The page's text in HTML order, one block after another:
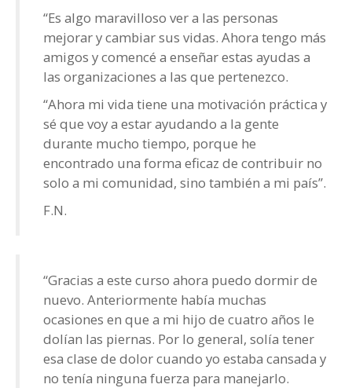
“Es algo maravilloso ver a las personas
mejorar y cambiar sus vidas. Ahora tengo más
amigos y comencé a enseñar estas ayudas a
las organizaciones a las que pertenezco.
“Ahora mi vida tiene una motivación práctica y
sé que voy a estar ayudando a la gente
durante mucho tiempo, porque he
encontrado una forma eficaz de contribuir no
solo a mi comunidad, sino también a mi país”.
F.N.
“Gracias a este curso ahora puedo dormir de
nuevo. Anteriormente había muchas
ocasiones en que a mi hijo de cuatro años le
dolían las piernas. Por lo general, solía tener
esa clase de dolor cuando yo estaba cansada y
no tenía ninguna fuerza para manejarlo.